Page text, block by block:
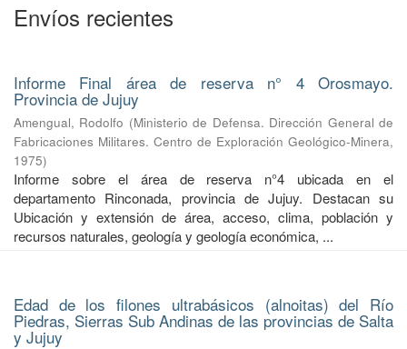
Envíos recientes
Informe Final área de reserva n° 4 Orosmayo.
Provincia de Jujuy
Amengual, Rodolfo (Ministerio de Defensa. Dirección General de
Fabricaciones Militares. Centro de Exploración Geológico-Minera,
1975)
Informe sobre el área de reserva n°4 ubicada en el
departamento Rinconada, provincia de Jujuy. Destacan su
Ubicación y extensión de área, acceso, clima, población y
recursos naturales, geología y geología económica, ...
Edad de los filones ultrabásicos (alnoitas) del Río
Piedras, Sierras Sub Andinas de las provincias de Salta
y Jujuy